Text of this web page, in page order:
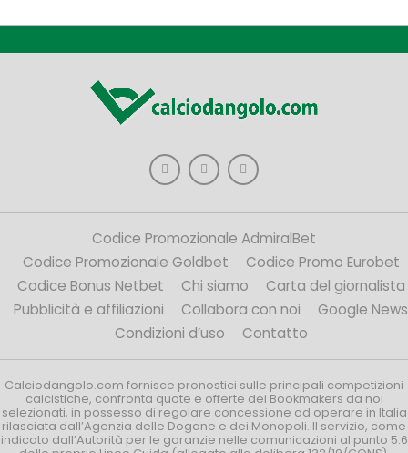
Codice Promozionale AdmiralBet
Codice Promozionale Goldbet
Codice Promo Eurobet
Codice Bonus Netbet
Chi siamo
Carta del giornalista
Pubblicità e affiliazioni
Collabora con noi
Google News
Condizioni d’uso
Contatto
Calciodangolo.com fornisce pronostici sulle principali competizioni
calcistiche, confronta quote e offerte dei Bookmakers da noi
selezionati, in possesso di regolare concessione ad operare in Italia
rilasciata dall’Agenzia delle Dogane e dei Monopoli. Il servizio, come
indicato dall’Autorità per le garanzie nelle comunicazioni al punto 5.6